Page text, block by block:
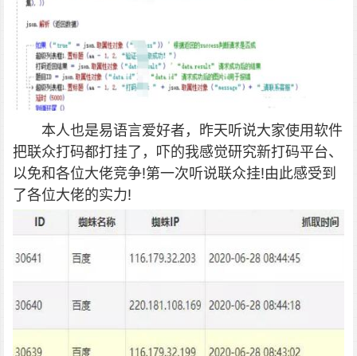
本人也是易语言爱好者，昨天听说大家使用软件
把联众打码都打挂了，吓的我感觉研究新打码平台、
以免和各位大佬竞争!第一次听说联众挂!由此感受到
了各位大佬的实力!